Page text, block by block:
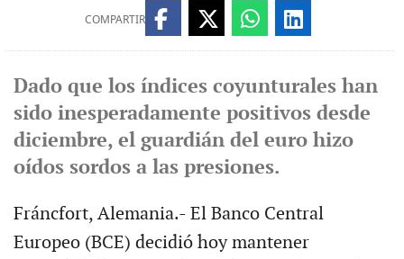
COMPARTIR
Dado que los índices coyunturales han
sido inesperadamente positivos desde
diciembre, el guardián del euro hizo
oídos sordos a las presiones.
Fráncfort, Alemania.- El Banco Central
Europeo (BCE) decidió hoy mantener